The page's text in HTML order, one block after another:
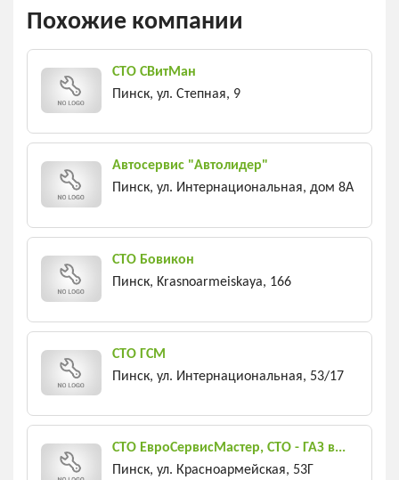
Похожие компании
СТО СВитМан
Пинск, ул. Степная, 9
Автосервис "Автолидер"
Пинск, ул. Интернациональная, дом 8А
СТО Бовикон
Пинск, Krasnoarmeiskaya, 166
СТО ГСМ
Пинск, ул. Интернациональная, 53/17
СТО ЕвроСервисМастер, СТО - ГАЗ в...
Пинск, ул. Красноармейская, 53Г